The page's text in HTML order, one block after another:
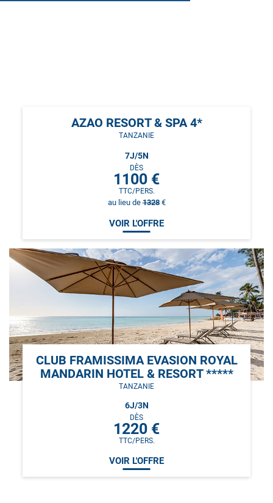
AZAO RESORT & SPA 4*
TANZANIE
7J/5N
DÈS
1100 €
TTC/PERS.
au lieu de1328€
VOIR L'OFFRE
CLUB FRAMISSIMA EVASION ROYAL
MANDARIN HOTEL & RESORT *****
TANZANIE
6J/3N
DÈS
1220 €
TTC/PERS.
VOIR L'OFFRE